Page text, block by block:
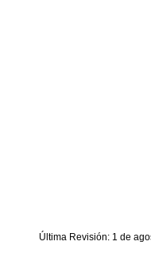
Última Revisión: 1 de